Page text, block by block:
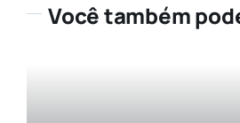
Você também